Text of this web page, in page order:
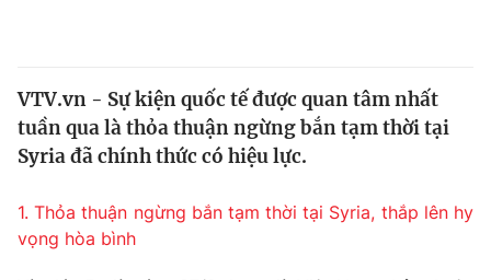
Thế giới
Tin tức
Câu chuyện quốc tế
Kinh tế
Tài chính
Dữ liệu và đời sống
VTV.vn - Sự kiện quốc tế được quan tâm nhất
tuần qua là thỏa thuận ngừng bắn tạm thời tại
Syria đã chính thức có hiệu lực.
1. Thỏa thuận ngừng bắn tạm thời tại Syria, thắp lên hy
vọng hòa bình